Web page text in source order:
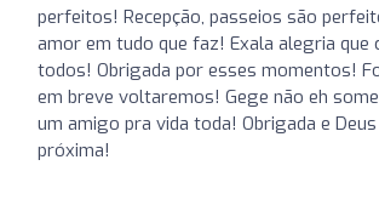
perfeitos! Recepção, passeios são
amor em tudo que faz! Exala alegria que
todos! Obrigada por esses momentos!
em breve voltaremos! Gege não eh
um amigo pra vida toda! Obrigada e
próxima!